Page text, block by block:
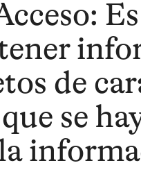
de
se